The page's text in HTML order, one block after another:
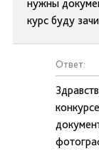
нужны
курс буду
Ответ: